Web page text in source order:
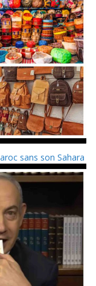
sans son Sahara